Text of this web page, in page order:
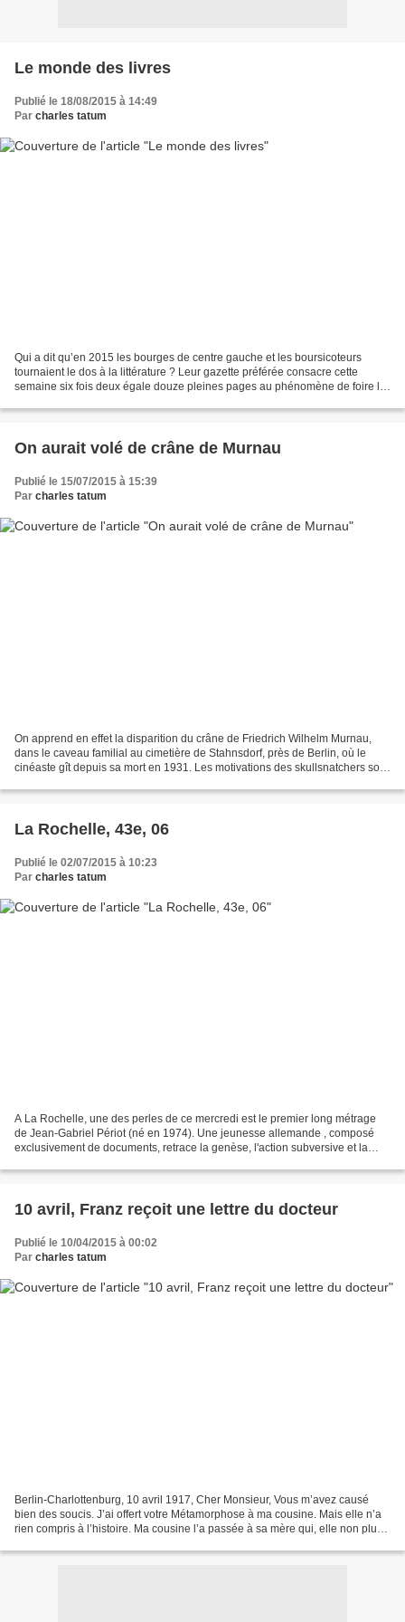
Le monde des livres
Publié le 18/08/2015 à 14:49
Par charles tatum
Qui a dit qu’en 2015 les bourges de centre gauche et les boursicoteurs
tournaient le dos à la littérature ? Leur gazette préférée consacre cette
semaine six fois deux égale douze pleines pages au phénomène de foire le
On aurait volé de crâne de Murnau
Publié le 15/07/2015 à 15:39
Par charles tatum
On apprend en effet la disparition du crâne de Friedrich Wilhelm Murnau,
dans le caveau familial au cimetière de Stahnsdorf, près de Berlin, où le
cinéaste gît depuis sa mort en 1931. Les motivations des skullsnatchers sont
La Rochelle, 43e, 06
Publié le 02/07/2015 à 10:23
Par charles tatum
A La Rochelle, une des perles de ce mercredi est le premier long métrage
de Jean-Gabriel Périot (né en 1974). Une jeunesse allemande , composé
exclusivement de documents, retrace la genèse, l'action subversive et la
10 avril, Franz reçoit une lettre du docteur
Publié le 10/04/2015 à 00:02
Par charles tatum
Berlin-Charlottenburg, 10 avril 1917, Cher Monsieur, Vous m’avez causé
bien des soucis. J’ai offert votre Métamorphose à ma cousine. Mais elle n’a
rien compris à l’histoire. Ma cousine l’a passée à sa mère qui, elle non plus,